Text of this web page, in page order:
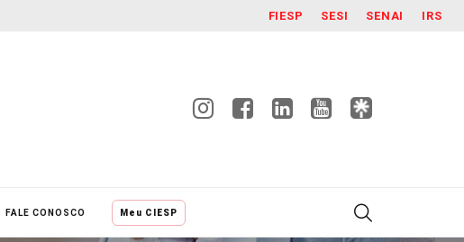
FIESP SESI SENAI IRS
FALE CONOSCO Meu CIESP